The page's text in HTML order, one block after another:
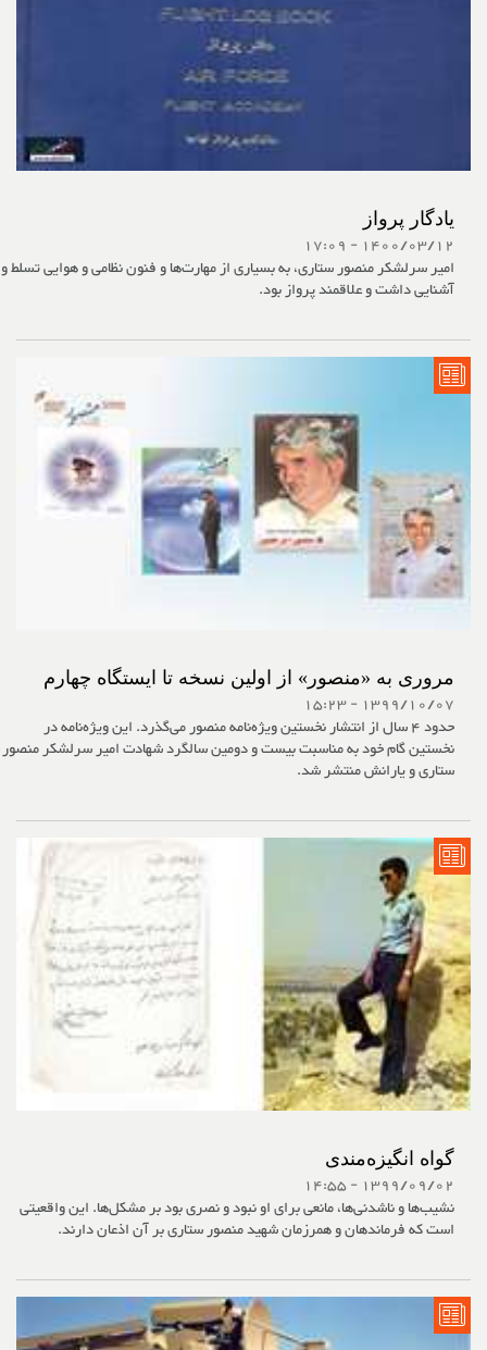
یادگار پرواز
1400/03/12 - 17:09
امیر سرلشکر منصور ستاری، به بسیاری از مهارت‌ها و فنون نظامی و هوایی تسلط و
آشنایی داشت و علاقمند پرواز بود.
مروری به «منصور» از اولین نسخه تا ایستگاه چهارم
1399/10/07 - 15:23
حدود 4 سال از انتشار نخستین ویژه‌نامه منصور می‌گذرد. این ویژه‌نامه در
نخستین گام خود به مناسبت بیست و دومین سالگرد شهادت امیر سرلشکر منصور
ستاری و یارانش منتشر شد.
گواه انگیزه‌مندی
1399/09/02 - 14:55
نشیب‌ها و ناشدنی‌ها، مانعی برای او نبود و نصری بود بر مشکل‌ها. این واقعیتی
است که فرماندهان و همرزمان شهید منصور ستاری بر آن اذعان دارند.